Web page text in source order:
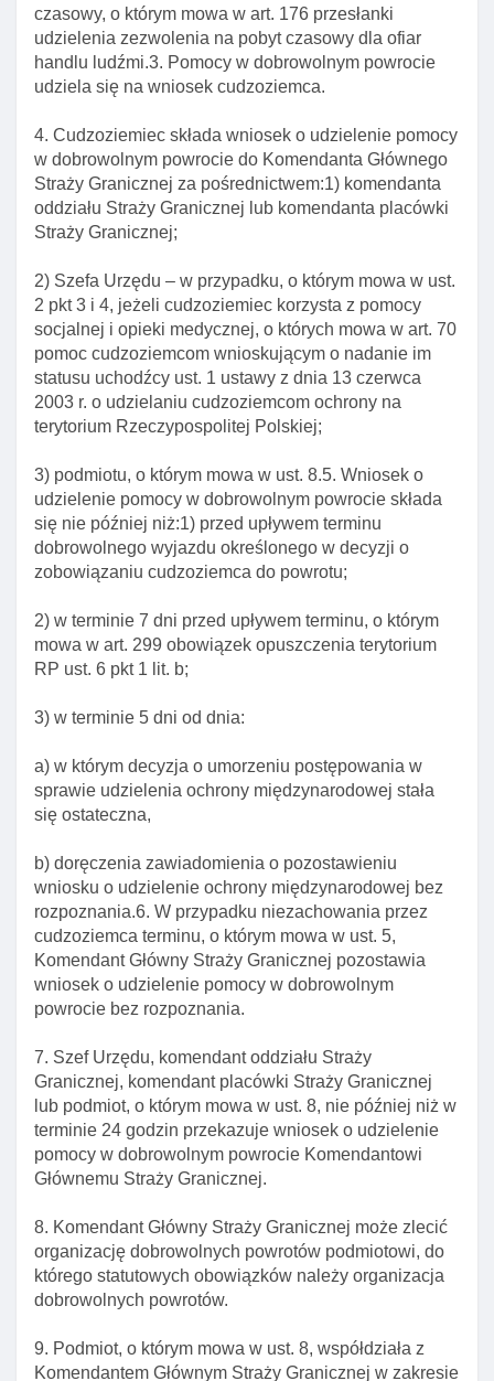
czasowy, o którym mowa w art. 176 przesłanki
udzielenia zezwolenia na pobyt czasowy dla ofiar
handlu ludźmi.3. Pomocy w dobrowolnym powrocie
udziela się na wniosek cudzoziemca.
4. Cudzoziemiec składa wniosek o udzielenie pomocy
w dobrowolnym powrocie do Komendanta Głównego
Straży Granicznej za pośrednictwem:1) komendanta
oddziału Straży Granicznej lub komendanta placówki
Straży Granicznej;
2) Szefa Urzędu – w przypadku, o którym mowa w ust.
2 pkt 3 i 4, jeżeli cudzoziemiec korzysta z pomocy
socjalnej i opieki medycznej, o których mowa w art. 70
pomoc cudzoziemcom wnioskującym o nadanie im
statusu uchodźcy ust. 1 ustawy z dnia 13 czerwca
2003 r. o udzielaniu cudzoziemcom ochrony na
terytorium Rzeczypospolitej Polskiej;
3) podmiotu, o którym mowa w ust. 8.5. Wniosek o
udzielenie pomocy w dobrowolnym powrocie składa
się nie później niż:1) przed upływem terminu
dobrowolnego wyjazdu określonego w decyzji o
zobowiązaniu cudzoziemca do powrotu;
2) w terminie 7 dni przed upływem terminu, o którym
mowa w art. 299 obowiązek opuszczenia terytorium
RP ust. 6 pkt 1 lit. b;
3) w terminie 5 dni od dnia:
a) w którym decyzja o umorzeniu postępowania w
sprawie udzielenia ochrony międzynarodowej stała
się ostateczna,
b) doręczenia zawiadomienia o pozostawieniu
wniosku o udzielenie ochrony międzynarodowej bez
rozpoznania.6. W przypadku niezachowania przez
cudzoziemca terminu, o którym mowa w ust. 5,
Komendant Główny Straży Granicznej pozostawia
wniosek o udzielenie pomocy w dobrowolnym
powrocie bez rozpoznania.
7. Szef Urzędu, komendant oddziału Straży
Granicznej, komendant placówki Straży Granicznej
lub podmiot, o którym mowa w ust. 8, nie później niż w
terminie 24 godzin przekazuje wniosek o udzielenie
pomocy w dobrowolnym powrocie Komendantowi
Głównemu Straży Granicznej.
8. Komendant Główny Straży Granicznej może zlecić
organizację dobrowolnych powrotów podmiotowi, do
którego statutowych obowiązków należy organizacja
dobrowolnych powrotów.
9. Podmiot, o którym mowa w ust. 8, współdziała z
Komendantem Głównym Straży Granicznej w zakresie
Art. 303a. Decyzja o przekazaniu cudzoziemca do
innego państwa
Art. 303b. Postanowienie o opuszczeniu przez
cudzoziemca terytorium rzeczypospolitej polskiej
Art. 304. Pouczenie o możliwośCI złożenia
wniosku o udzielenie ochrony MIędzynarodowe
Art. 305. Zawieszenie postępowania w sprawie
zobowiązania cudzoziemca do powrotu
cudzoziemca do powrotu
Art. 307. Skutki decyzji o zobowiązaniu
cudzoziemca do powrotu
Art. 308. Wyłączenie stosowania przepisów ustawy
wobec niektórych cudzoziemców
Art. 308a. Odpowiednie stosowanie przepisów
Art. 308b. Odpowiednie stosowanie przepisów
ustawy do cudzoziemców posiadających
zezwolenie na pobyt czasowy, którzy przestali
przebywać na terytorium rp
zobowiązaniu cudzoziemca do powrotu
Art. 310. Właściwość organów w sprawach decyzji
Art. 312. Delegacja ustawowa
Art. 314. Obowiązek pouczenia cudzoziemca o
obowiązku wyjazdu na terytorium innego państwa
Art. 315. Określanie w decyzji terminu
powrotu
Art. 316. Przedłużenie terminu dobrowolnego
wyjazdu cudzoziemca
Art. 317. Obowiązki cudzoziemca określone w
decyzji o zobowiązaniu cudzoziemca do
dobrowolnego wyjazdu
rp I innych państw obszaru schengen
Art. 319. Okresy zakazów ponownego wjazdu na
terytorium rp I innych państw obszaru schengen
Art. 320. Cofnięcie zakazu ponownego wjazdu na
terytorium rp I innych państw obszaru schengen
Art. 321. Organ wyższego stopnia w sprawach o
zobowiązaniu cudzoziemca do powrotu,
przedłużenie terminu dobrowolnego wyjazdu oraz
cofnięcie zakazu ponownego wjazdu
decyzji o zobowiązaniu cudzoziemca do powrotu